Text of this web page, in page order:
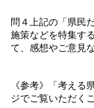
問４上記の「県民
施策などを特集す
て、感想やご意見
《参考》「考える
ジでご覧いただく